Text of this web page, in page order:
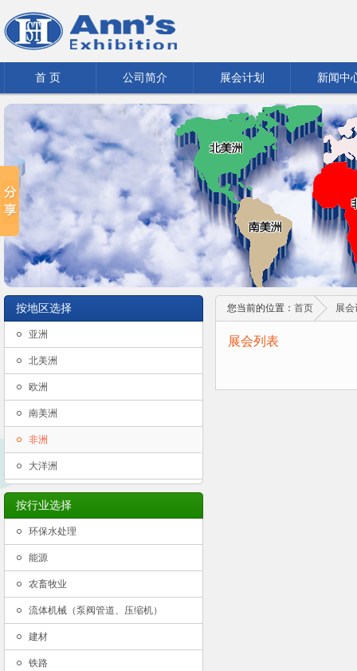
首 页 公司简介 展会计划 新闻中
按地区选择
亚洲
北美洲
欧洲
南美洲
非洲
大洋洲
按行业选择
环保水处理
能源
农畜牧业
流体机械（泵阀管道、压缩机）
建材
铁路
您当前的位置： 首页 展会
展会列表